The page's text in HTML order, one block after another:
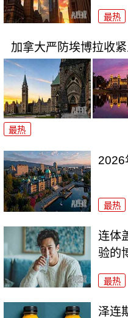
最热
加拿大严防埃博拉收
最热
2026
最热
连体
验的
最热
泽连